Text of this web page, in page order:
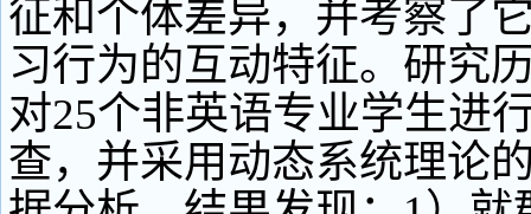
征和个体差异，并考察了
习行为的互动特征。研究
对25个非英语专业学生进
查，并采用动态系统理论